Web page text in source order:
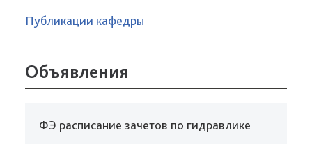
Публикации кафедры
Объявления
ФЭ расписание зачетов по гидравлике